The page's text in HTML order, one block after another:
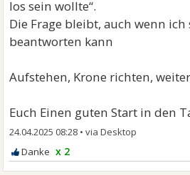
los sein wollte“.
Die Frage bleibt, auch wenn
beantworten kann
Aufstehen, Krone richten,
Euch Einen guten Start in den
24.04.2025 08:28 •
x 2